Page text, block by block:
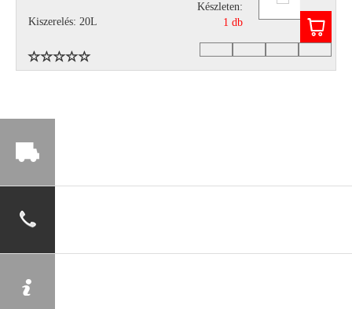
Kiszerelés: 20L
Készleten:
1 db